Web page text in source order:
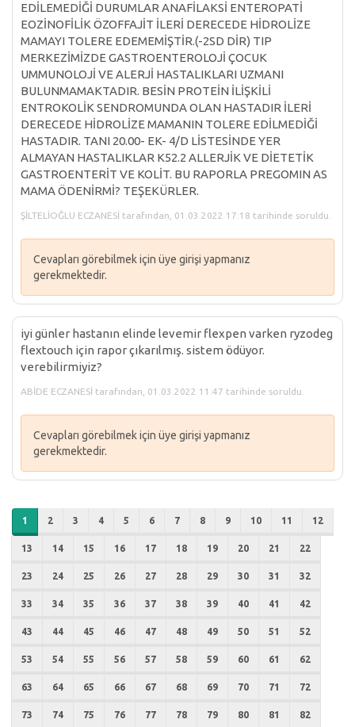
EDİLEMEDİĞİ DURUMLAR ANAFİLAKSİ ENTEROPATİ
EOZİNOFİLİK ÖZOFFAJİT İLERİ DERECEDE HİDROLİZE
MAMAYI TOLERE EDEMEMİŞTİR.(-2SD DİR) TIP
MERKEZİMİZDE GASTROENTEROLOJİ ÇOCUK
UMMUNOLOJİ VE ALERJİ HASTALIKLARI UZMANI
BULUNMAMAKTADIR. BESİN PROTEİN İLİŞKİLİ
ENTROKOLİK SENDROMUNDA OLAN HASTADIR İLERİ
DERECEDE HİDROLİZE MAMANIN TOLERE EDİLMEDİĞİ
HASTADIR. TANI 20.00- EK- 4/D LİSTESİNDE YER
ALMAYAN HASTALIKLAR K52.2 ALLERJİK VE DİETETİK
GASTROENTERİT VE KOLİT. BU RAPORLA PREGOMIN AS
MAMA ÖDENİRMİ? TEŞEKÜRLER.
ŞİLTELİOĞLU ECZANESİ tarafından, 01.03.2022 17:18 tarihinde soruldu.
Cevapları görebilmek için üye girişi yapmanız
gerekmektedir.
iyi günler hastanın elinde levemir flexpen varken ryzodeg
flextouch için rapor çıkarılmış. sistem ödüyor.
verebilirmiyiz?
ABİDE ECZANESİ tarafından, 01.03.2022 11:47 tarihinde soruldu.
Cevapları görebilmek için üye girişi yapmanız
gerekmektedir.
1 2 3 4 5 6 7 8 9 10 11 12
13 14 15 16 17 18 19 20 21 22
23 24 25 26 27 28 29 30 31 32
33 34 35 36 37 38 39 40 41 42
43 44 45 46 47 48 49 50 51 52
53 54 55 56 57 58 59 60 61 62
63 64 65 66 67 68 69 70 71 72
73 74 75 76 77 78 79 80 81 82